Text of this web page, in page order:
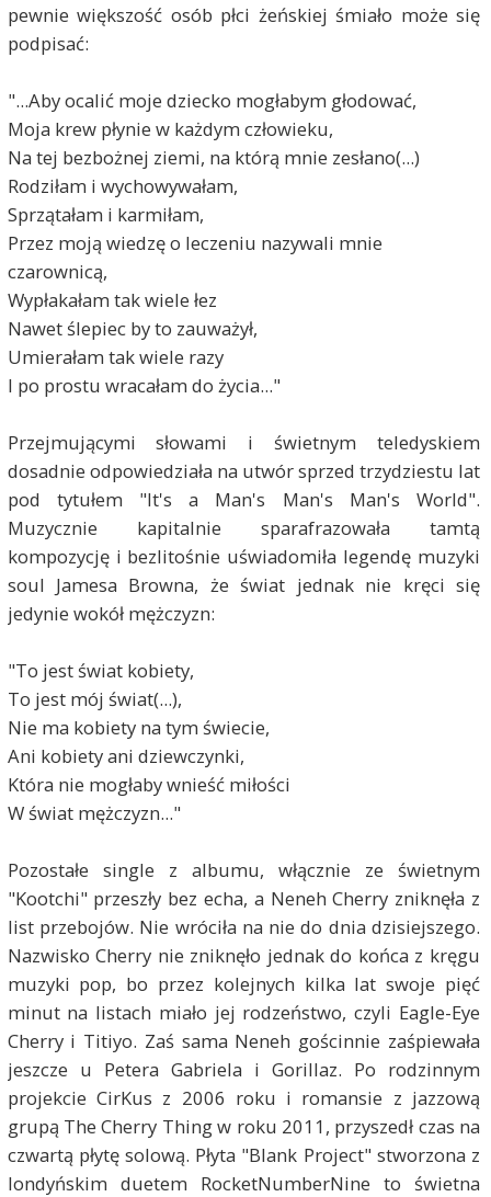
pewnie większość osób płci żeńskiej śmiało może się
podpisać:
"...Aby ocalić moje dziecko mogłabym głodować,
Moja krew płynie w każdym człowieku,
Na tej bezbożnej ziemi, na którą mnie zesłano(...)
Rodziłam i wychowywałam,
Sprzątałam i karmiłam,
Przez moją wiedzę o leczeniu nazywali mnie
czarownicą,
Wypłakałam tak wiele łez
Nawet ślepiec by to zauważył,
Umierałam tak wiele razy
I po prostu wracałam do życia..."
Przejmującymi słowami i świetnym teledyskiem
dosadnie odpowiedziała na utwór sprzed trzydziestu lat
pod tytułem "It's a Man's Man's Man's World".
Muzycznie kapitalnie sparafrazowała tamtą
kompozycję i bezlitośnie uświadomiła legendę muzyki
soul Jamesa Browna, że świat jednak nie kręci się
jedynie wokół mężczyzn:
"To jest świat kobiety,
To jest mój świat(...),
Nie ma kobiety na tym świecie,
Ani kobiety ani dziewczynki,
Która nie mogłaby wnieść miłości
W świat mężczyzn..."
Pozostałe single z albumu, włącznie ze świetnym
"Kootchi" przeszły bez echa, a Neneh Cherry zniknęła z
list przebojów. Nie wróciła na nie do dnia dzisiejszego.
Nazwisko Cherry nie zniknęło jednak do końca z kręgu
muzyki pop, bo przez kolejnych kilka lat swoje pięć
minut na listach miało jej rodzeństwo, czyli Eagle-Eye
Cherry i Titiyo. Zaś sama Neneh gościnnie zaśpiewała
jeszcze u Petera Gabriela i Gorillaz. Po rodzinnym
projekcie CirKus z 2006 roku i romansie z jazzową
grupą The Cherry Thing w roku 2011, przyszedł czas na
czwartą płytę solową. Płyta "Blank Project" stworzona z
londyńskim duetem RocketNumberNine to świetna